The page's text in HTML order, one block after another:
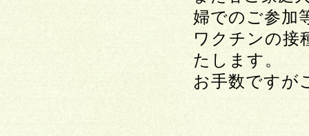
婦でのご参加
ワクチンの接
たします。
お手数ですが